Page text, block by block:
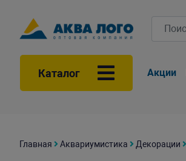
Каталог Акции
Главная Аквариумистика Декорации